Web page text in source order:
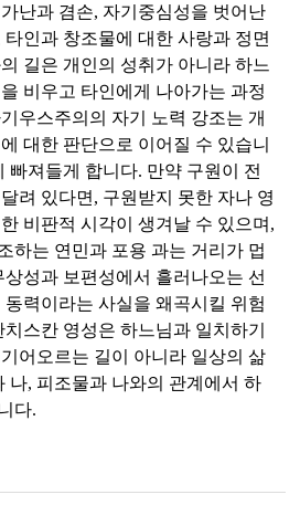
난과 겸손, 자기중심성을 벗어난
타인과 창조물에 대한 사랑과 정면
길은 개인의 성취가 아니라 하느
비우고 타인에게 나아가는 과정
우스주의의 자기 노력 강조는 개
대한 판단으로 이어질 수 있습니
빠져들게 합니다. 만약 구원이 전
려 있다면 , 구원받지 못한 자나 영
비판적 시각이 생겨날 수 있으며 ,
하는 연민과 포용 과는 거리가 멉
성과 보편성에서 흘러나오는 선
력이라는 사실을 왜곡시킬 위험
치스칸 영성은 하느님과 일치하기
어오르는 길이 아니라 일상의 삶
나, 피조물과 나와의 관계에서 하
다.